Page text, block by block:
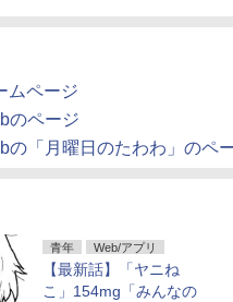
ムページ
のページ
の「月曜日のたわわ」のペ
青年 Web/アプリ
【最新話】「ヤニね
こ」154mg「みんなの